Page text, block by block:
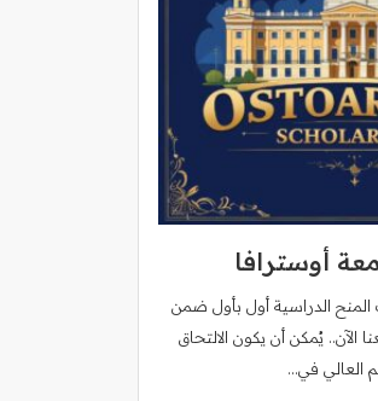
أوسترافا
المنح الدراسية أول بأول ضمن
الآن.. يُمكن أن يكون الالتحاق
العالي في…